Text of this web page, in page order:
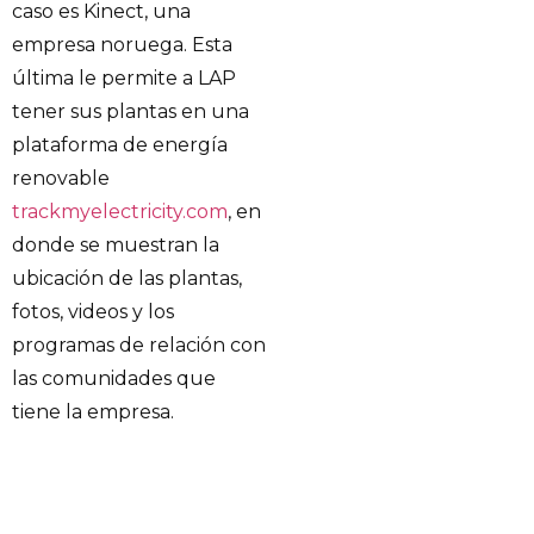
caso es Kinect, una
empresa noruega. Esta
última le permite a LAP
tener sus plantas en una
plataforma de energía
renovable
trackmyelectricity.com, en
donde se muestran la
ubicación de las plantas,
fotos, videos y los
programas de relación con
las comunidades que
tiene la empresa.